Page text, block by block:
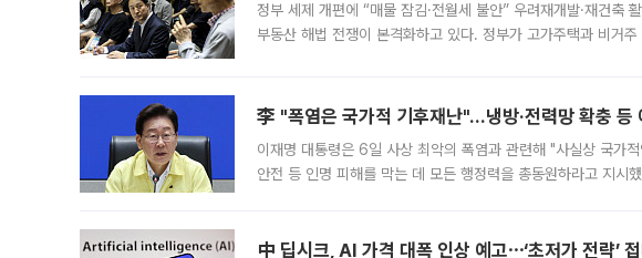
정부 세제 개편에 “매물 잠김·전월세 불안” 우려재개발·재건축
부동산 해법 전쟁이 본격화하고 있다. 정부가 고가주택과 비거
李 "폭염은 국가적 기후재난"…냉방·전력망 확충 등
이재명 대통령은 6일 사상 최악의 폭염과 관련해 "사실상 국가
안전 등 인명 피해를 막는 데 모든 행정력을 총동원하라고 지시
中 딥시크, AI 가격 대폭 인상 예고⋯‘초저가 전략’